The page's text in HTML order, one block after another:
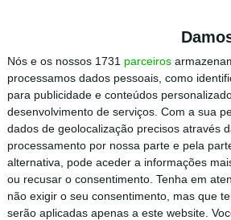
Nós e os nossos 1731 parceiros
processamos dados pessoais, como
para publicidade e conteúdos
desenvolvimento de serviços. Com a sua
dados de geolocalização precisos através
processamento por nossa parte e pela
alternativa, pode aceder a informações
ou recusar o consentimento. Tenha em
não exigir o seu consentimento, mas que
serão aplicadas apenas a este website.
a informação é mais importante
e rigoroso.
o ECO Premium e tenha
às reportagens e especiais que
uma forma de apoiar o ECO e os
jornalismo independente, rigoroso